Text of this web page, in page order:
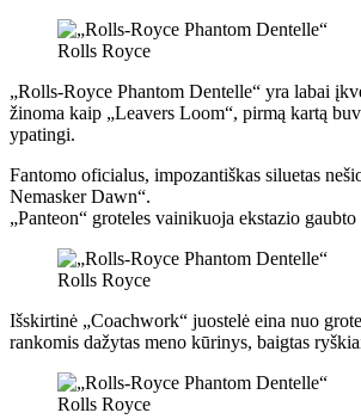
Rolls Royce
„Rolls-Royce Phantom Dentelle“ yra labai
žinoma kaip „Leavers Loom“, pirmą kartą
ypatingi.
Fantomo oficialus, impozantiškas siluetas
Nemasker Dawn“.
„Panteon“ groteles vainikuoja ekstazio
Rolls Royce
Išskirtinė „Coachwork“ juostelė eina nuo
rankomis dažytas meno kūrinys, baigtas
Rolls Royce